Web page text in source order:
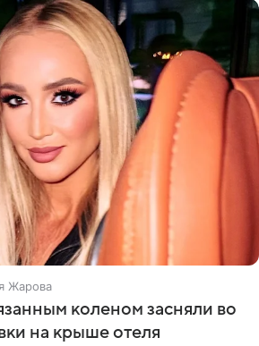
Жарова
коленом засняли во
на крыше отеля